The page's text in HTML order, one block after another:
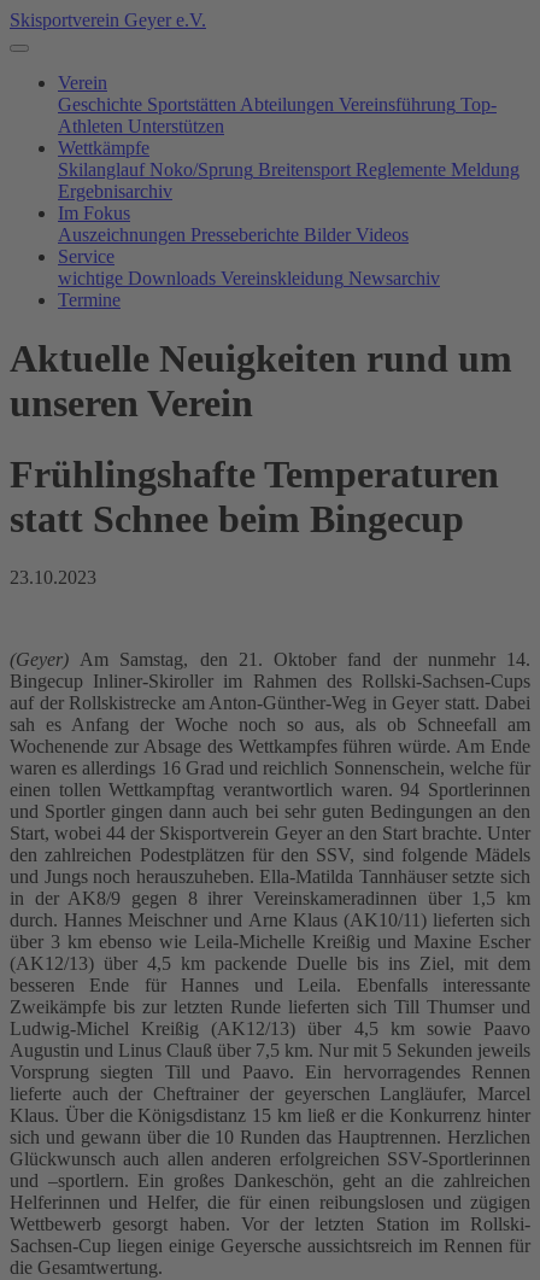
Skisportverein Geyer e.V.
Verein
Geschichte Sportstätten Abteilungen Vereinsführung Top-
Athleten Unterstützen
Wettkämpfe
Skilanglauf Noko/Sprung Breitensport Reglemente Meldung
Ergebnisarchiv
Im Fokus
Auszeichnungen Presseberichte Bilder Videos
Service
wichtige Downloads Vereinskleidung Newsarchiv
Termine
Aktuelle Neuigkeiten rund um
unseren Verein
Frühlingshafte Temperaturen
statt Schnee beim Bingecup
23.10.2023
(Geyer) Am Samstag, den 21. Oktober fand der nunmehr 14.
Bingecup Inliner-Skiroller im Rahmen des Rollski-Sachsen-Cups
auf der Rollskistrecke am Anton-Günther-Weg in Geyer statt. Dabei
sah es Anfang der Woche noch so aus, als ob Schneefall am
Wochenende zur Absage des Wettkampfes führen würde. Am Ende
waren es allerdings 16 Grad und reichlich Sonnenschein, welche für
einen tollen Wettkampftag verantwortlich waren. 94 Sportlerinnen
und Sportler gingen dann auch bei sehr guten Bedingungen an den
Start, wobei 44 der Skisportverein Geyer an den Start brachte. Unter
den zahlreichen Podestplätzen für den SSV, sind folgende Mädels
und Jungs noch herauszuheben. Ella-Matilda Tannhäuser setzte sich
in der AK8/9 gegen 8 ihrer Vereinskameradinnen über 1,5 km
durch. Hannes Meischner und Arne Klaus (AK10/11) lieferten sich
über 3 km ebenso wie Leila-Michelle Kreißig und Maxine Escher
(AK12/13) über 4,5 km packende Duelle bis ins Ziel, mit dem
besseren Ende für Hannes und Leila. Ebenfalls interessante
Zweikämpfe bis zur letzten Runde lieferten sich Till Thumser und
Ludwig-Michel Kreißig (AK12/13) über 4,5 km sowie Paavo
Augustin und Linus Clauß über 7,5 km. Nur mit 5 Sekunden jeweils
Vorsprung siegten Till und Paavo. Ein hervorragendes Rennen
lieferte auch der Cheftrainer der geyerschen Langläufer, Marcel
Klaus. Über die Königsdistanz 15 km ließ er die Konkurrenz hinter
sich und gewann über die 10 Runden das Hauptrennen. Herzlichen
Glückwunsch auch allen anderen erfolgreichen SSV-Sportlerinnen
und –sportlern. Ein großes Dankeschön, geht an die zahlreichen
Helferinnen und Helfer, die für einen reibungslosen und zügigen
Wettbewerb gesorgt haben. Vor der letzten Station im Rollski-
Sachsen-Cup liegen einige Geyersche aussichtsreich im Rennen für
die Gesamtwertung.